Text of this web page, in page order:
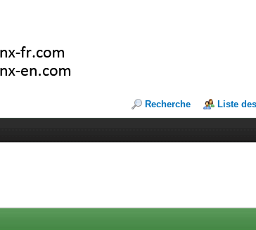
Recherche Liste